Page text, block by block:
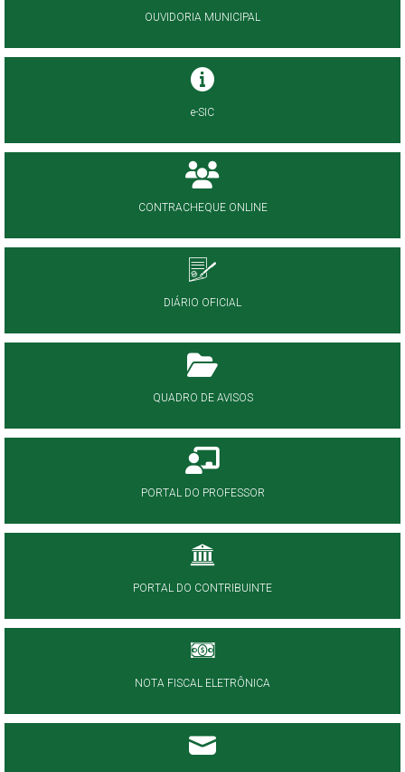
OUVIDORIA MUNICIPAL
e-SIC
CONTRACHEQUE ONLINE
DIÁRIO OFICIAL
QUADRO DE AVISOS
PORTAL DO PROFESSOR
PORTAL DO CONTRIBUINTE
NOTA FISCAL ELETRÔNICA